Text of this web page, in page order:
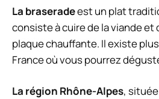
La braseradeest un plat
consiste à cuire de la viande et
plaque chauffante. Il existe
France où vous pourrez
La région Rhône-Alpes,